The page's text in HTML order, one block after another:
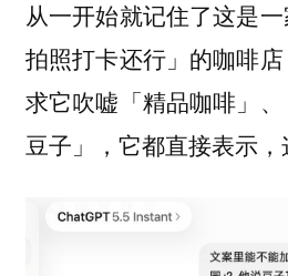
从一开始就记住了这是一
拍照打卡还行」的咖啡
求它吹嘘「精品咖啡」
豆子」，它都直接表示，